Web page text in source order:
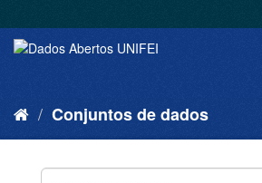
Conjuntos de dados